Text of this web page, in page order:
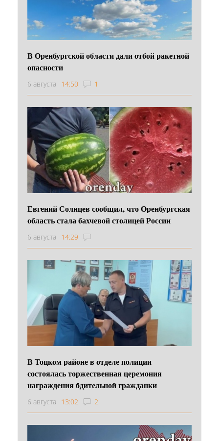
В Оренбургской области дали отбой ракетной
опасности
6 августа 14:50 1
Евгений Солнцев сообщил, что Оренбургская
область стала бахчевой столицей России
6 августа 14:29
В Тоцком районе в отделе полиции
состоялась торжественная церемония
награждения бдительной гражданки
6 августа 13:02 2